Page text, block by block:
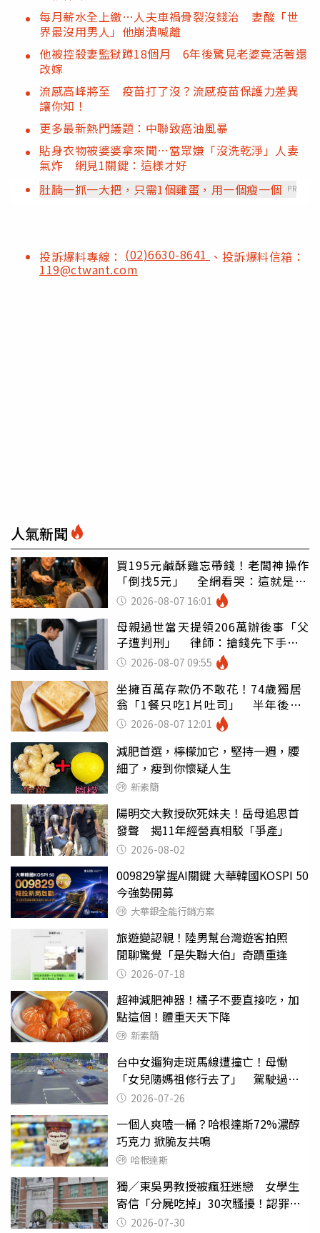
每月薪水全上繳…人夫車禍骨裂沒錢治 妻酸「世
界最沒用男人」他崩潰喊離
他被控殺妻監獄蹲18個月 6年後驚見老婆竟活著還
改嫁
流感高峰將至 疫苗打了沒？流感疫苗保護力差異
讓你知！
更多最新熱門議題：中聯致癌油風暴
貼身衣物被婆婆拿來聞…當眾嫌「沒洗乾淨」人妻
氣炸 網見1關鍵：這樣才好
肚腩一抓一大把，只需1個雞蛋，用一個瘦一個 PR
投訴爆料專線： (02)6630-8641 、投訴爆料信箱：
119@ctwant.com
人氣新聞
買195元鹹酥雞忘帶錢！老闆神操作
「倒找5元」 全網看哭：這就是台
灣 2026-08-07 16:01
母親過世當天提領206萬辦後事「父
子遭判刑」 律師：搶錢先下手是
罪 2026-08-07 09:55
坐擁百萬存款仍不敢花！74歲獨居
翁「1餐只吃1片吐司」 半年後暴
瘦嚇壞女兒
2026-08-07 12:01
減肥首選，檸檬加它，堅持一週，腰
細了，瘦到你懷疑人生
新素簡
陽明交大教授砍死妹夫！岳母追思首
發聲 揭11年經營真相駁「爭產」
2026-08-02
009829掌握AI關鍵 大華韓國KOSPI 50
今強勢開募
大華銀全能行銷方案
旅遊變認親！陸男幫台灣遊客拍照
閒聊驚覺「是失聯大伯」奇蹟重逢
2026-07-18
超神減肥神器！橘子不要直接吃，加
點這個！體重天天下降
新素簡
台中女遛狗走斑馬線遭撞亡！母慟
「女兒隨媽祖修行去了」 駕駛過失
致死判9月
2026-07-26
一個人爽嗑一桶？哈根達斯72%濃醇
巧克力 掀脆友共鳴
哈根達斯
獨／東吳男教授被瘋狂迷戀 女學生
寄信「分屍吃掉」30次騷擾！認罪免
關 2026-07-30